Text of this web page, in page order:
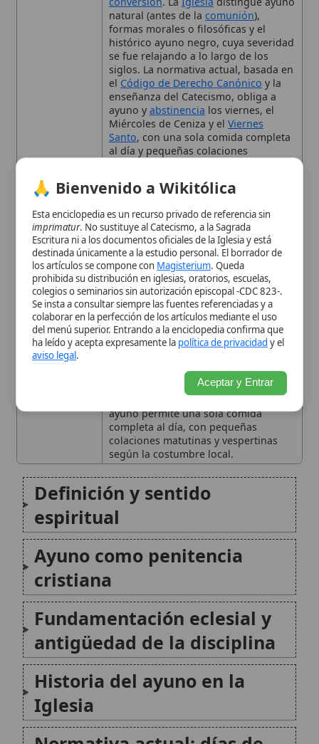
permitidas
Ya en la antigüedad la práctica del
ayuno era obligatoria; la Sinodal de
Gangra (380) condenó la negación del
ayuno. En la Edad Media surgió el
ayuno negro, con una sola comida de
pan, sal, hierbas yagua. Cambios de
horario se produjeron en los siglos X,
XIV y XIX. ElConcilio Vaticano IIy la
carta papal Paenitemini (Pablo VI,
1966) establecieron la normativa
actual de ayuno y abstinencia.
Tipo
Uso Litúrgico
Obligatorio ayuno y abstinencia el
Miércoles de Ceniza y elViernes
viernes (excepto solemnidades). El
ayuno permite una sola comida
completa al día, con pequeñas
colaciones matutinas y vespertinas
según la costumbre local.
Definición y sentido
espiritual
Ayuno como penitencia
Fundamentación eclesial y
antigüedad de la disciplina
Historia del ayuno en la
Iglesia
Normativa actual: días de
ayuno y abstinencia
Ayuno en relación con la
Eucaristía
El ayuno en la vida cotidiana
del cristiano
Conclusión
Citas y referencias
🙏 Bienvenido a Wikitólica
Esta enciclopedia es un recurso privado de referencia sin
. No sustituye al Catecismo, a la Sagrada
Escritura ni a los documentos oficiales de la Iglesia y está
destinada únicamente a la estudio personal. El borrador de
los artículos se compone conMagisterium. Queda
prohibida su distribución en iglesias, oratorios, escuelas,
colegios o seminarios sin autorización episcopal -CDC 823-.
Se insta a consultar siempre las fuentes referenciadas y a
colaborar en la perfección de los artículos mediante el uso
del menú superior. Entrando a la enciclopedia confirma que
aviso legal